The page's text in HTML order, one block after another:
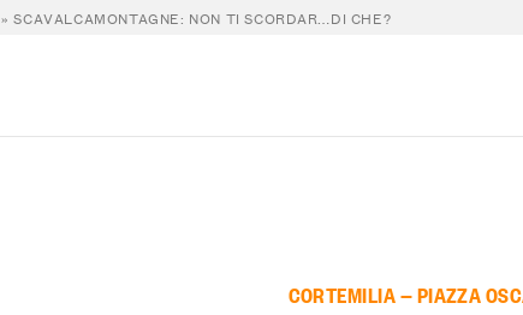
»SCAVALCAMONTAGNE: NON TI SCORDAR…DI CHE?
CORTEMILIA — PIAZZA